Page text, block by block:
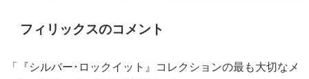
フィリックスのコメント
「『シルバー･ロックイット』コレクションの最も大切なメ